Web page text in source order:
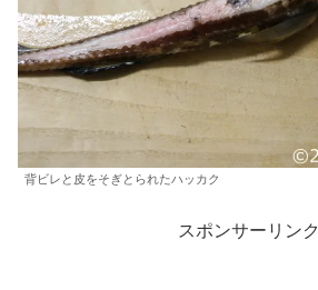
背ビレと皮をそぎとられたハッカク
スポンサーリンク